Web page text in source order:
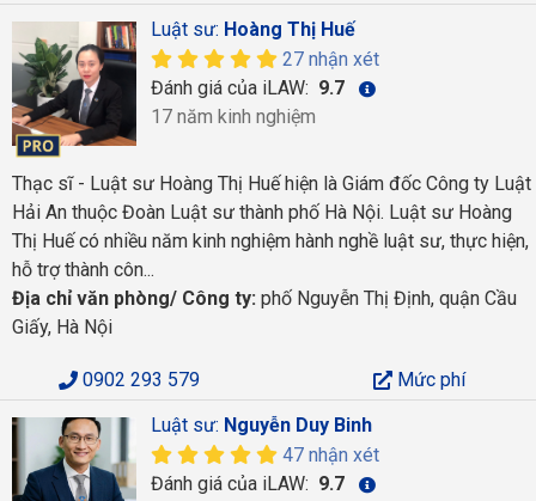
Luật sư: Hoàng Thị Huế
27 nhận xét
Đánh giá của iLAW: 9.7
17 năm kinh nghiệm
Thạc sĩ - Luật sư Hoàng Thị Huế hiện là Giám đốc Công ty Luật
Hải An thuộc Đoàn Luật sư thành phố Hà Nội. Luật sư Hoàng
Thị Huế có nhiều năm kinh nghiệm hành nghề luật sư, thực hiện,
hỗ trợ thành côn...
Địa chỉ văn phòng/ Công ty: phố Nguyễn Thị Định, quận Cầu
Giấy, Hà Nội
0902 293 579
Mức phí
Luật sư: Nguyễn Duy Binh
47 nhận xét
Đánh giá của iLAW: 9.7